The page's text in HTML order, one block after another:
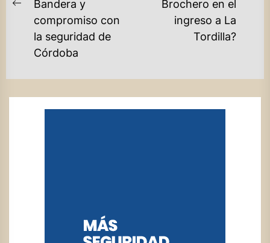
Previous
post:
Bandera y
compromiso con
la seguridad de
Córdoba
Brochero en el
ingreso a La
Tordilla?